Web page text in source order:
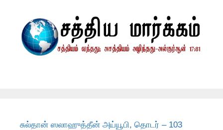
சுல்தான் ஸலாஹுத்தீன் அய்யூபி, தொடர் – 103